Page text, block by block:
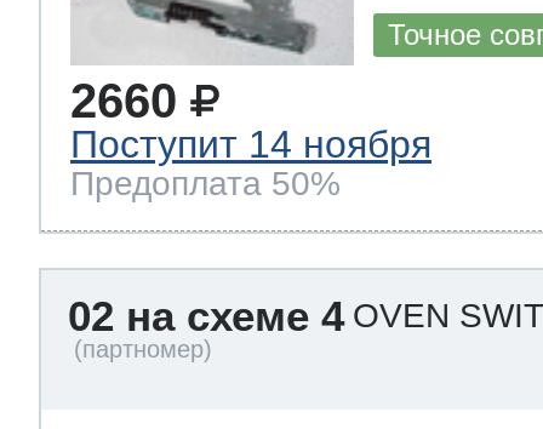
Точное
2660
Поступит 14 ноября
Предоплата 50%
02 на схеме 4 OVEN